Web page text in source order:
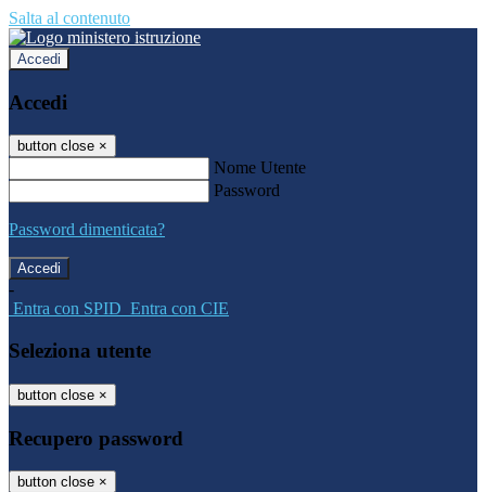
Salta al contenuto
Accedi
Accedi
button close ×
Nome Utente
Password
Password dimenticata?
-
Entra con SPID Entra con CIE
Seleziona utente
button close ×
Recupero password
button close ×